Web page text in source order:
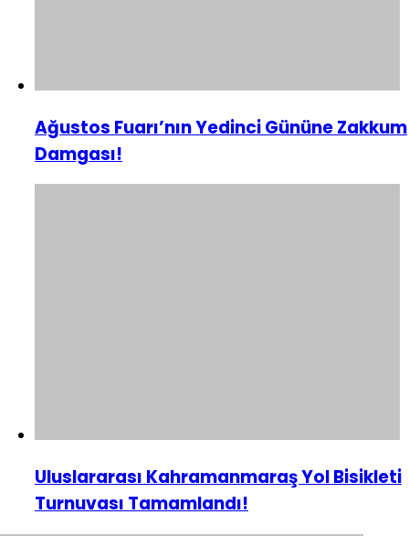
Ağustos Fuarı’nın Yedinci Gününe Zakkum
Damgası!
Uluslararası Kahramanmaraş Yol Bisikleti
Turnuvası Tamamlandı!